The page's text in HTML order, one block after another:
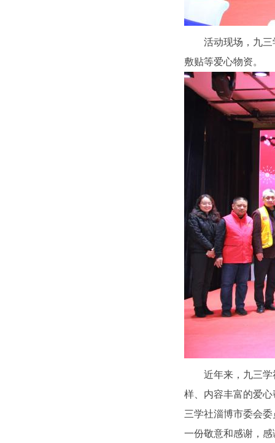
活动现场，九
敷贴等爱心物资。
近年来，九三
样、内容丰富的爱
三学社淄博市委会
一份敬意和感谢，